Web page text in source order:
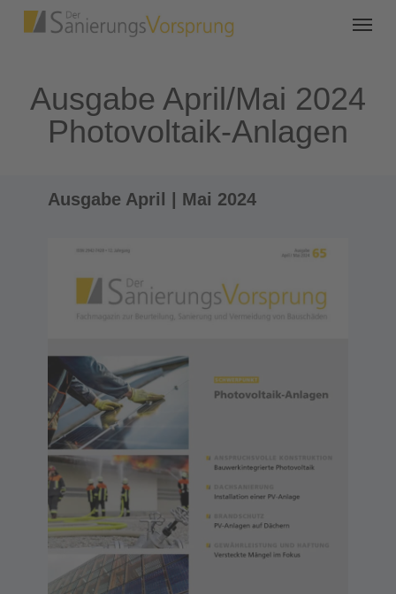
Ausgabe April/Mai 2024
Photovoltaik-Anlagen
Ausgabe April | Mai 2024